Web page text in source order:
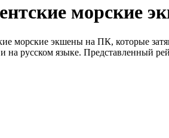
морские
морские экшены на ПК, которые
на русском языке. Представленный